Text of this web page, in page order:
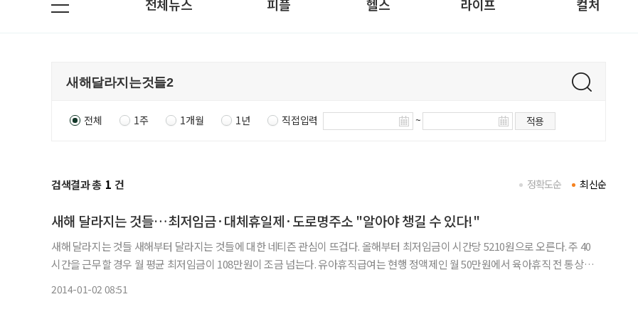
전체뉴스 피플 헬스 라이프 컬처
전체 1주 1개월 1년 직접입력 ~ 적용
검색결과 총 1 건 최신순
정확도순
새해 달라지는 것들…최저임금·대체휴일제·도로명주소 "알아야 챙길 수 있다!"
새해 달라지는 것들 새해부터 달라지는 것들에 대한 네티즌 관심이 뜨겁다. 올해부터 최저임금이 시간당 5210원으로 오른다. 주 40
시간을 근무할 경우 월 평균 최저임금이 108만원이 조금 넘는다. 유아휴직급여는 현행 정액제인 월 50만원에서 육아휴직 전 통상임
2014-01-02 08:51